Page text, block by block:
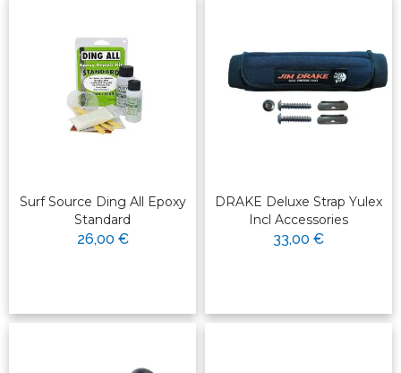
Surf Source Ding All Epoxy
Standard
26,00 €
DRAKE Deluxe Strap Yulex
Incl Accessories
33,00 €